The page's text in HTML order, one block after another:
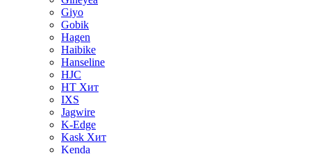
Giyo
Gobik
Hagen
Haibike
Hanseline
HJC
HT Хит
IXS
Jagwire
K-Edge
Kask Хит
Kenda